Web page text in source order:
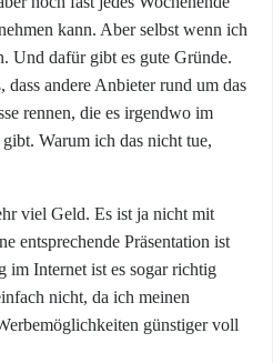
kann. Aber selbst wenn ich
Und dafür gibt es gute Gründe.
andere Anbieter rund um das
rennen, die es irgendwo im
Warum ich das nicht tue,
viel Geld. Es ist ja nicht mit
entsprechende Präsentation ist
im Internet ist es sogar richtig
nicht, da ich meinen
günstiger voll